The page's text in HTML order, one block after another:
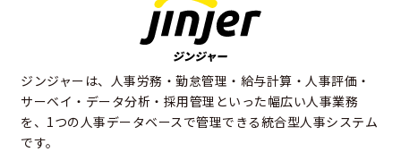
ジンジャーは、人事労務・勤怠管理・給与計算・人事評価・
サーベイ・データ分析・採用管理といった幅広い人事業務
を、1つの人事データベースで管理できる統合型人事システム
です。